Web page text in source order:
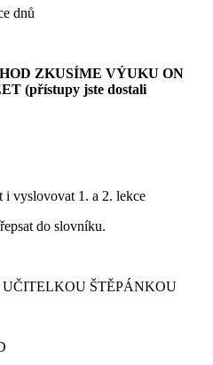
dnů
ZKUSÍME VÝUKU ON
(přístupy jste dostali
i vyslovovat 1. a 2. lekce
do slovníku.
ŠTĚPÁNKOU